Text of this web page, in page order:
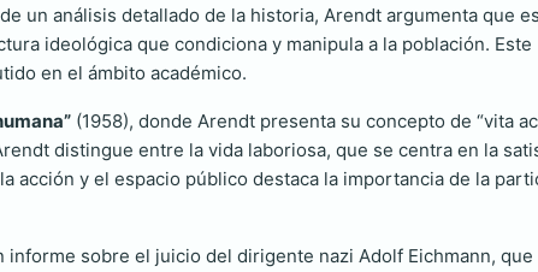
un análisis detallado de la historia, Arendt argumenta que
ideológica que condiciona y manipula a la población.
en el ámbito académico.
(1958), donde Arendt presenta su concepto de “vita
distingue entre la vida laboriosa, que se centra en la
acción y el espacio público destaca la importancia de la
informe sobre el juicio del dirigente nazi Adolf Eichmann,